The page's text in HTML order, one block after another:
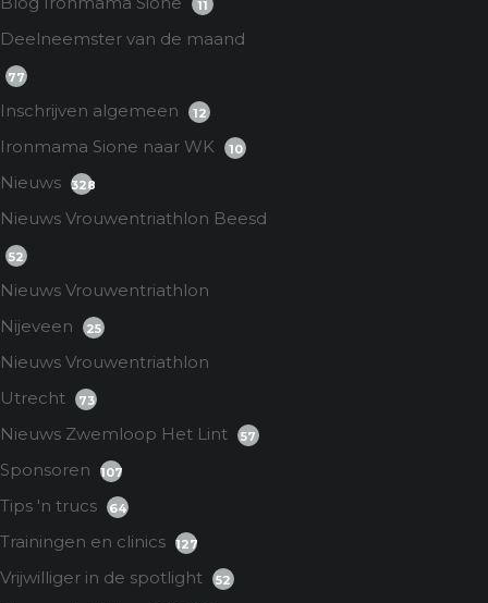
11
Deelneemster van de maand
77
Inschrijven algemeen 12
Ironmama Sione naar WK 10
Nieuws 328
Nieuws Vrouwentriathlon Beesd
52
Nieuws Vrouwentriathlon
Nijeveen
25
Nieuws Vrouwentriathlon
Utrecht
73
Nieuws Zwemloop Het Lint 57
Sponsoren 107
Tips 'n trucs 64
Trainingen en clinics 127
Vrijwilliger in de spotlight 52